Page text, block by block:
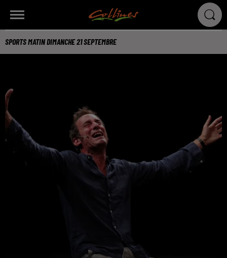
SPORTS MATIN DIMANCHE 21 SEPTEMBRE